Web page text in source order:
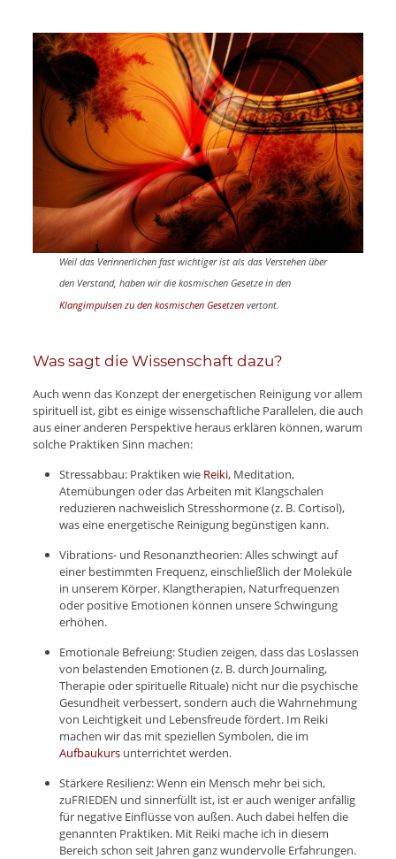
Weil das Verinnerlichen fast wichtiger ist als das Verstehen über
den Verstand, haben wir die kosmischen Gesetze in den
Klangimpulsen zu den kosmischen Gesetzenvertont.
Was sagt die Wissenschaft dazu?
Auch wenn das Konzept der energetischen Reinigung vor allem
spirituell ist, gibt es einige wissenschaftliche Parallelen, die auch
aus einer anderen Perspektive heraus erklären können, warum
solche Praktiken Sinn machen:
Stressabbau: Praktiken wie Reiki, Meditation,
Atemübungen oder das Arbeiten mit Klangschalen
reduzieren nachweislich Stresshormone (z. B. Cortisol),
was eine energetische Reinigung begünstigen kann.
Vibrations- und Resonanztheorien: Alles schwingt auf
einer bestimmten Frequenz, einschließlich der Moleküle
in unserem Körper. Klangtherapien, Naturfrequenzen
oder positive Emotionen können unsere Schwingung
erhöhen.
Emotionale Befreiung: Studien zeigen, dass das Loslassen
von belastenden Emotionen (z. B. durch Journaling,
Therapie oder spirituelle Rituale) nicht nur die psychische
Gesundheit verbessert, sondern auch die Wahrnehmung
von Leichtigkeit und Lebensfreude fördert. Im Reiki
machen wir das mit speziellen Symbolen, die im
Aufbaukursunterrichtet werden.
Stärkere Resilienz: Wenn ein Mensch mehr bei sich,
zuFRIEDEN und sinnerfüllt ist, ist er auch weniger anfällig
für negative Einflüsse von außen. Auch dabei helfen die
genannten Praktiken. Mit Reiki mache ich in diesem
Bereich schon seit Jahren ganz wundervolle Erfahrungen.